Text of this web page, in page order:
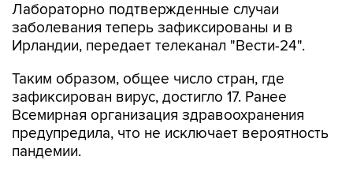
Лабораторно подтвержденные случаи
заболевания теперь зафиксированы и в
Ирландии, передает телеканал "Вести-24".
Таким образом, общее число стран, где
зафиксирован вирус, достигло 17. Ранее
Всемирная организация здравоохранения
предупредила, что не исключает вероятность
пандемии.